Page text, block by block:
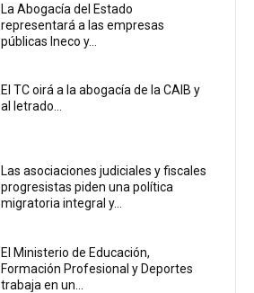
La Abogacía del Estado
representará a las empresas
públicas Ineco y...
El TC oirá a la abogacía de la CAIB y
al letrado...
Las asociaciones judiciales y fiscales
progresistas piden una política
migratoria integral y...
El Ministerio de Educación,
Formación Profesional y Deportes
trabaja en un...